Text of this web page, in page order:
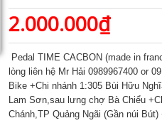
2.000.000₫
Pedal TIME CACBON (made in
lòng liên hệ Mr Hải 0989967400 or
Bike +Chi nhánh 1:305 Bùi Hữu
Lam Sơn,sau lưng chợ Bà Chiểu
Chánh,TP Quảng Ngãi (Gần núi Bút)